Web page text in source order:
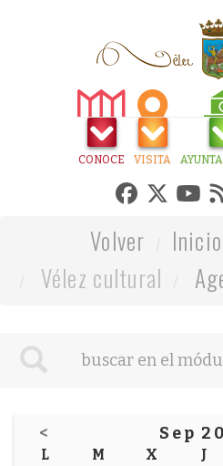
CONOCE VISITA
Volver Inicio
Vélez cultural
< Sep
L M X J